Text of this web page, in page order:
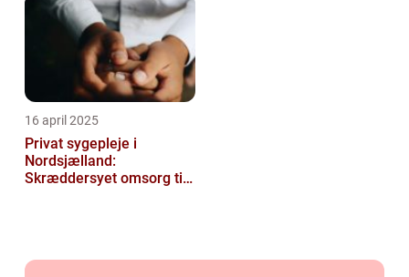
16 april 2025
Privat sygepleje i
Nordsjælland:
Skræddersyet omsorg til